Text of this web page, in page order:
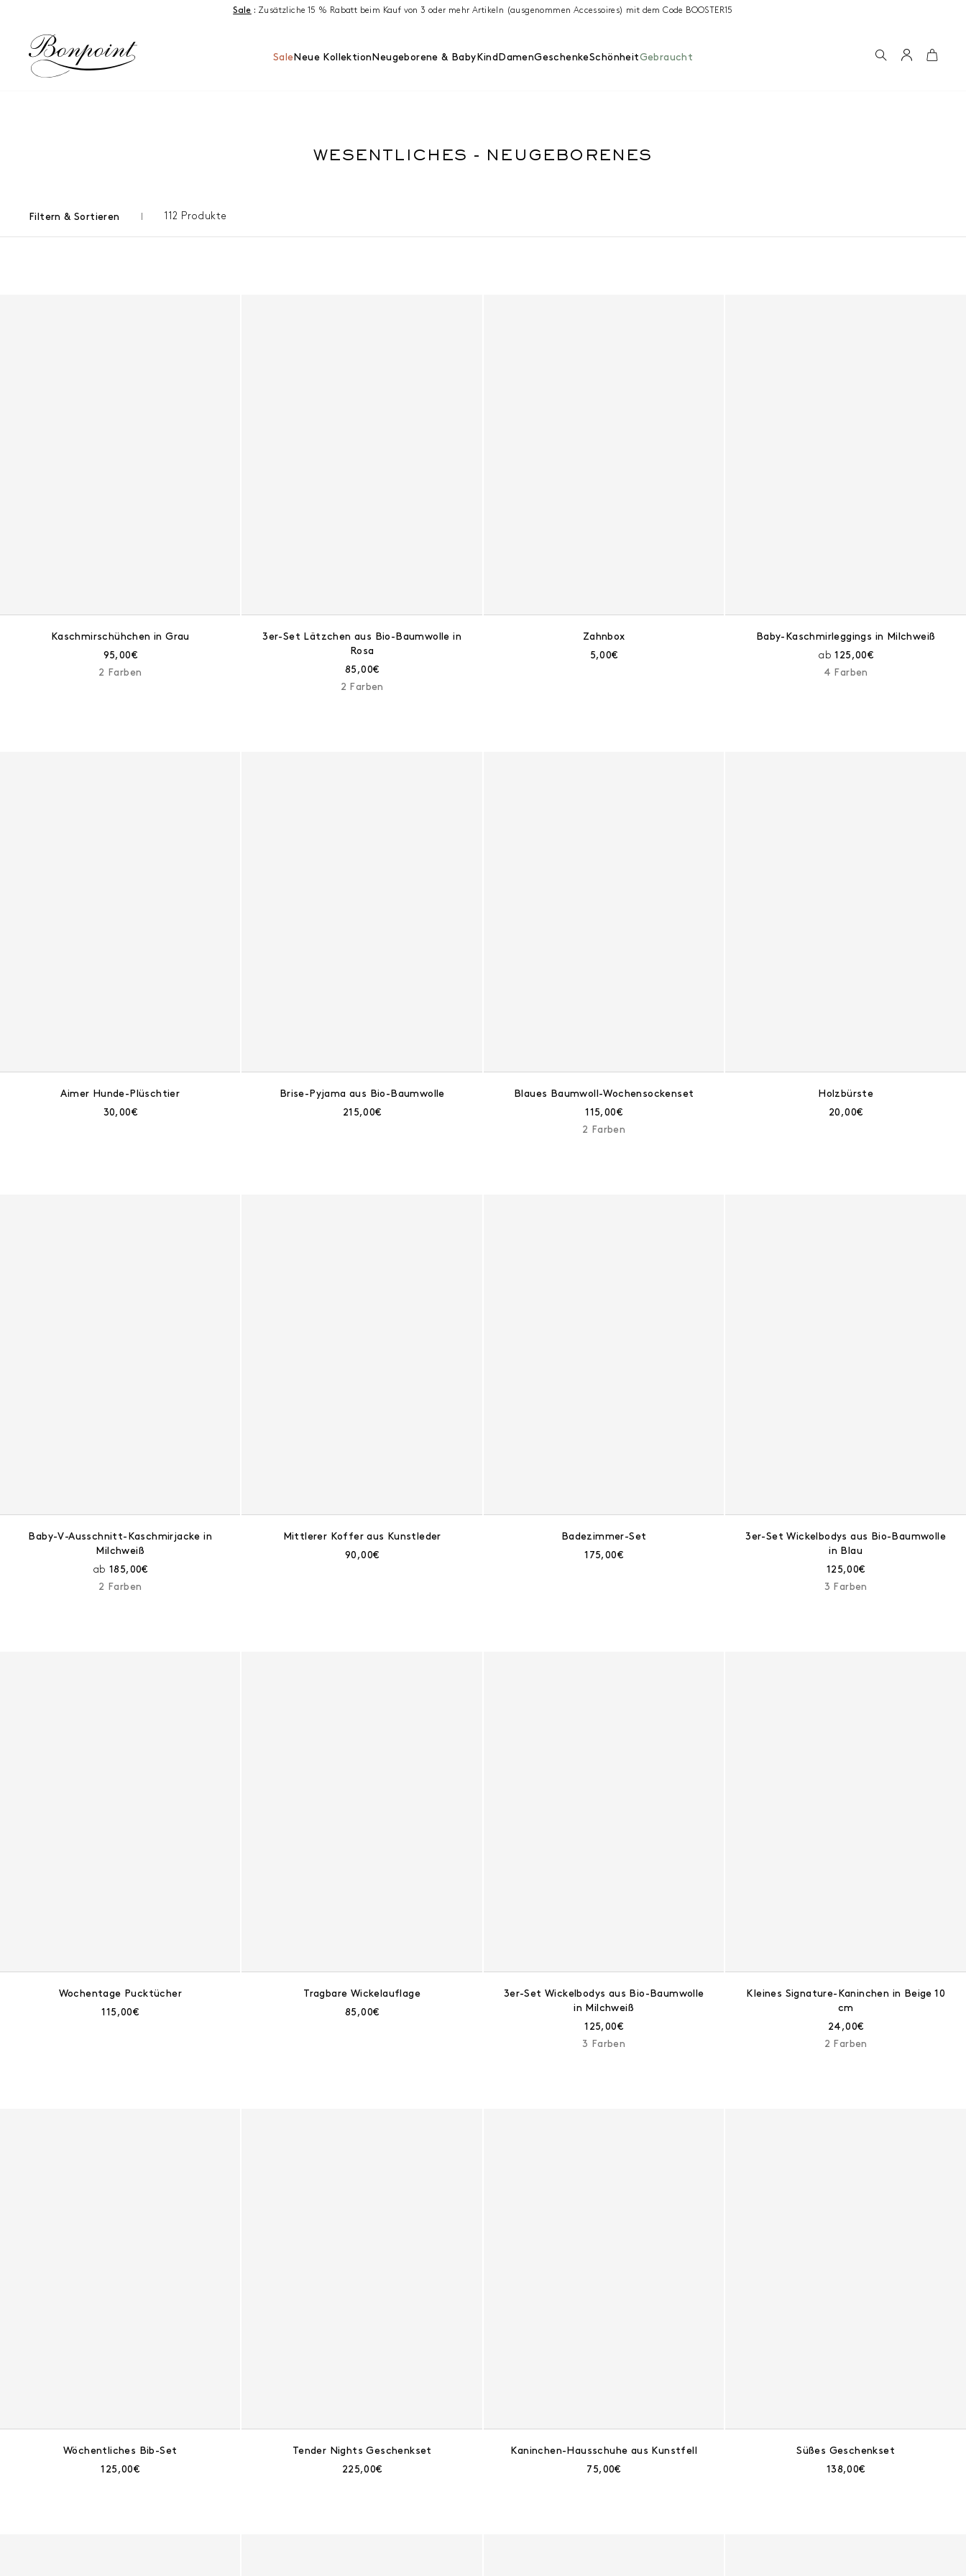
Sale : Zusätzliche 15 % Rabatt beim Kauf von 3 oder mehr Artikeln (ausgenommen Accessoires) mit dem Code BOOSTER15
Sale Neue Kollektion Neugeborene & Baby Kind DamenGeschenkeSchönheitGebraucht SuchenKonto
WESENTLICHES - NEUGEBORENES
Filtern & Sortieren 112 Produkte
Kaschmirschühchen in Grau
Aktueller Preis:
95,00€
2 Farben
3er-Set Lätzchen aus Bio-Baumwolle in
Rosa
Aktueller Preis:
85,00€
2 Farben
Zahnbox
Aktueller Preis:
5,00€
Baby-Kaschmirleggings in Milchweiß
abAktueller Preis:
125,00€
4 Farben
Aimer Hunde-Plüschtier
Aktueller Preis:
30,00€
Brise-Pyjama aus Bio-Baumwolle
Aktueller Preis:
215,00€
Blaues Baumwoll-Wochensockenset
Aktueller Preis:
115,00€
2 Farben
Holzbürste
Aktueller Preis:
20,00€
Baby-V-Ausschnitt-Kaschmirjacke in
Milchweiß
ab Aktueller Preis:
185,00€
2 Farben
Mittlerer Koffer aus Kunstleder
Aktueller Preis:
90,00€
Badezimmer-Set
Aktueller Preis:
175,00€
3er-Set Wickelbodys aus Bio-Baumwolle
in Blau
Aktueller Preis:
125,00€
3 Farben
Wochentage Pucktücher
Aktueller Preis:
115,00€
Tragbare Wickelauflage
Aktueller Preis:
85,00€
3er-Set Wickelbodys aus Bio-Baumwolle
in Milchweiß
Aktueller Preis:
125,00€
3 Farben
Kleines Signature-Kaninchen in Beige 10
cm
Aktueller Preis:
24,00€
2 Farben
Wöchentliches Bib-Set
Aktueller Preis:
125,00€
Tender Nights Geschenkset
Aktueller Preis:
225,00€
Kaninchen-Hausschuhe aus Kunstfell
Aktueller Preis:
75,00€
Süßes Geschenkset
Aktueller Preis:
138,00€